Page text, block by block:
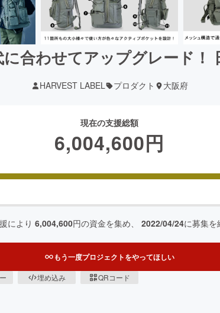
合わせてアップグレード！
HARVEST LABEL プロダクト 大阪府
現在の支援総額
6,004,600円
により 6,004,600円の資金を集め、 2022/04/24に募集を
もう一度プロジェクトをやってほしい
埋め込み QRコード